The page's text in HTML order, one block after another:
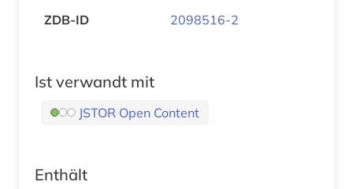
ZDB-ID 2098516-2
Ist verwandt mit
JSTOR Open Content
Enthält